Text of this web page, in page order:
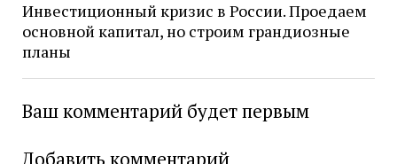
Инвестиционный кризис в России. Проедаем
основной капитал, но строим грандиозные
планы
Ваш комментарий будет первым
Добавить комментарий